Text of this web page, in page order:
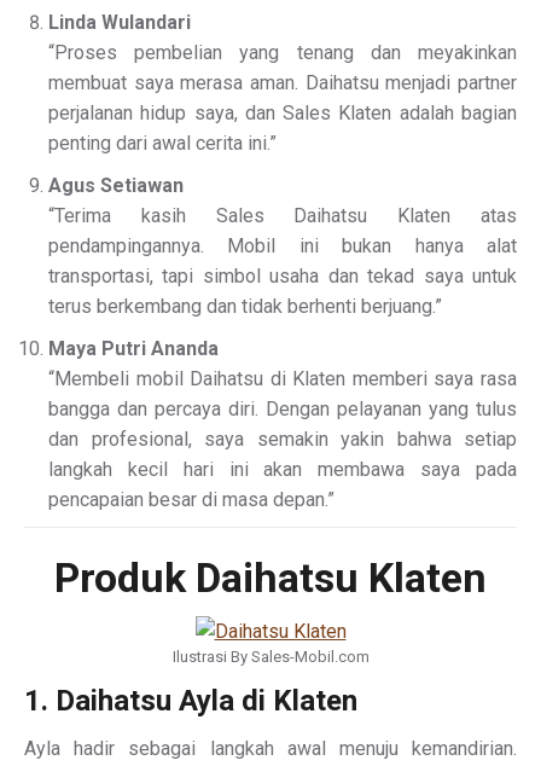
Linda Wulandari
“Proses pembelian yang tenang dan meyakinkan
membuat saya merasa aman. Daihatsu menjadi partner
perjalanan hidup saya, dan Sales Klaten adalah bagian
penting dari awal cerita ini.”
Agus Setiawan
“Terima kasih Sales Daihatsu Klaten atas
pendampingannya. Mobil ini bukan hanya alat
transportasi, tapi simbol usaha dan tekad saya untuk
terus berkembang dan tidak berhenti berjuang.”
Maya Putri Ananda
“Membeli mobil Daihatsu di Klaten memberi saya rasa
bangga dan percaya diri. Dengan pelayanan yang tulus
dan profesional, saya semakin yakin bahwa setiap
langkah kecil hari ini akan membawa saya pada
pencapaian besar di masa depan.”
Produk Daihatsu Klaten
Ilustrasi By Sales-Mobil.com
1. Daihatsu Ayla di Klaten
Ayla hadir sebagai langkah awal menuju kemandirian.